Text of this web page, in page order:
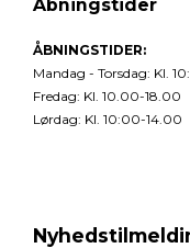
Åbningstider
ÅBNINGSTIDER:
Mandag - Torsdag: Kl.
Fredag: Kl. 10.00-18.00
Lørdag: Kl. 10:00-14.00